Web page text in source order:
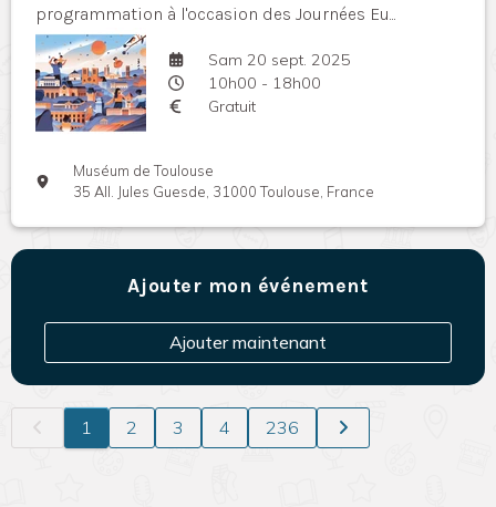
programmation à l'occasion des Journées Eu...
Sam 20 sept. 2025
10h00 - 18h00
Gratuit
Muséum de Toulouse
35 All. Jules Guesde, 31000 Toulouse, France
Ajouter mon événement
Ajouter maintenant
1 2 3 4 236